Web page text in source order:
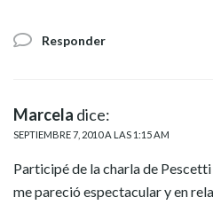
Responder
Marcela dice:
SEPTIEMBRE 7, 2010 A LAS 1:15 AM
Participé de la charla de
me pareció espectacular y en